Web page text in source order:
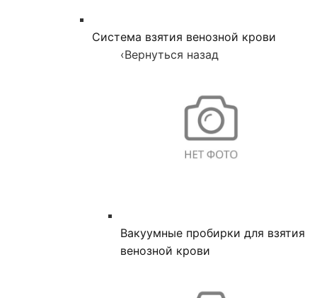
Система взятия венозной крови
‹Вернуться назад
Вакуумные пробирки для взятия
венозной крови